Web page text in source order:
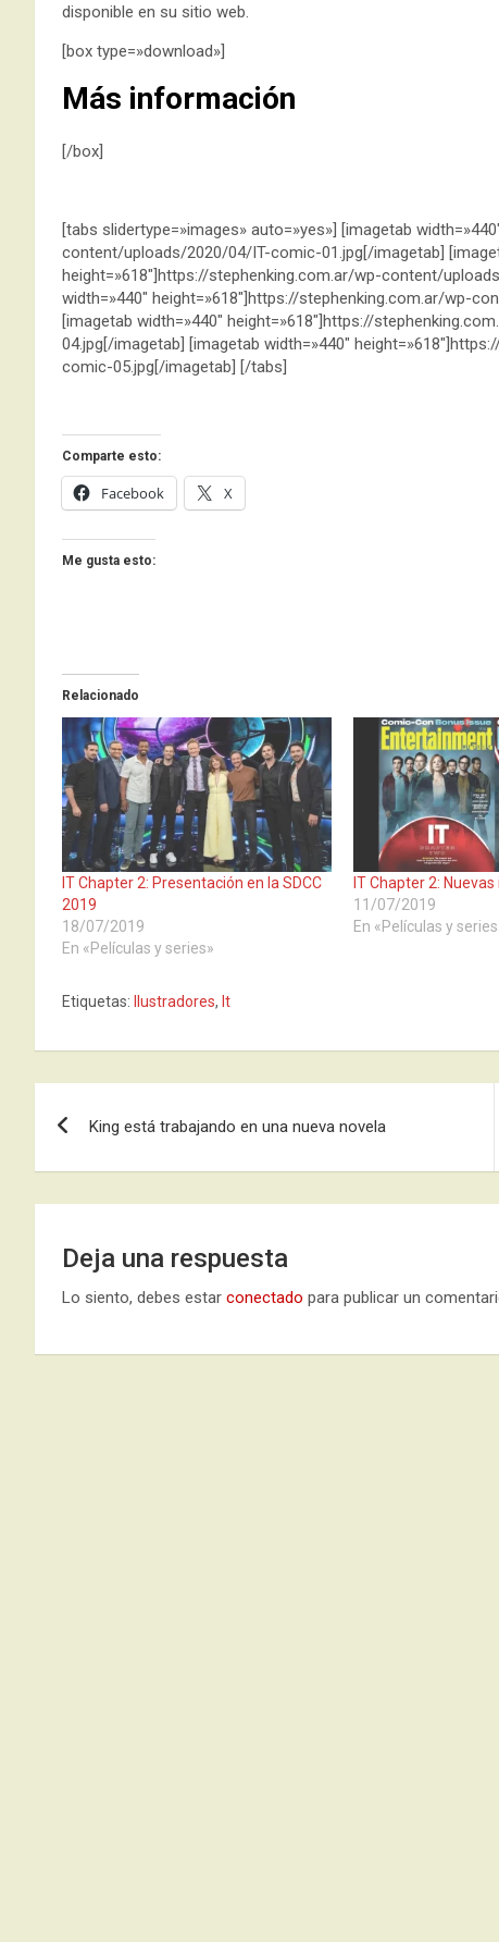
disponible en su sitio web.
[box type=»download»]
Más información
[/box]
[tabs slidertype=»images» auto=»yes»] [imagetab
content/uploads/2020/04/IT-comic-01.jpg[/imagetab]
height=»618″]https://stephenking.com.ar/wp-content/
width=»440″ height=»618″]https://stephenking.com.ar/wp-
[imagetab width=»440″ height=»618″]https://
04.jpg[/imagetab] [imagetab width=»440″
comic-05.jpg[/imagetab] [/tabs]
Comparte esto:
Facebook X
Me gusta esto:
Relacionado
IT Chapter 2: Presentación en la SDCC
2019
18/07/2019
En «Películas y series»
IT Chapter 2:
11/07/2019
En «Películas y
Etiquetas: Ilustradores, It
entradas
King está trabajando en una nueva novela
Deja una respuesta
Lo siento, debes estar conectado para publicar un